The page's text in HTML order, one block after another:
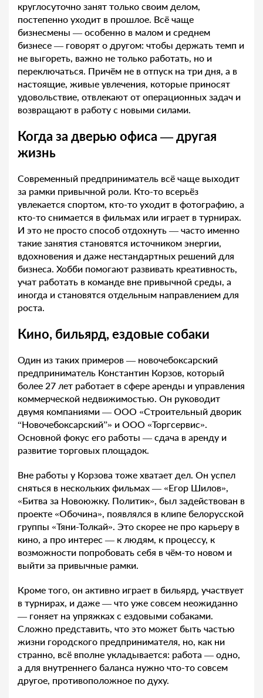
круглосуточно занят только своим делом,
постепенно уходит в прошлое. Всё чаще
бизнесмены — особенно в малом и среднем
бизнесе — говорят о другом: чтобы держать темп и
не выгореть, важно не только работать, но и
переключаться. Причём не в отпуск на три дня, а в
настоящие, живые увлечения, которые приносят
удовольствие, отвлекают от операционных задач и
возвращают в работу с новыми силами.
Когда за дверью офиса — другая
жизнь
Современный предприниматель всё чаще выходит
за рамки привычной роли. Кто-то всерьёз
увлекается спортом, кто-то уходит в фотографию, а
кто-то снимается в фильмах или играет в турнирах.
И это не просто способ отдохнуть — часто именно
такие занятия становятся источником энергии,
вдохновения и даже нестандартных решений для
бизнеса. Хобби помогают развивать креативность,
учат работать в команде вне привычной среды, а
иногда и становятся отдельным направлением для
роста.
Кино, бильярд, ездовые собаки
Один из таких примеров — новочебоксарский
предприниматель Константин Корзов, который
более 27 лет работает в сфере аренды и управления
коммерческой недвижимостью. Он руководит
двумя компаниями — ООО «Строительный дворик
“Новочебоксарский”» и ООО «Торгсервис».
Основной фокус его работы — сдача в аренду и
развитие торговых площадок.
Вне работы у Корзова тоже хватает дел. Он успел
сняться в нескольких фильмах — «Егор Шилов»,
«Битва за Новоюжку. Политик», был задействован в
проекте «Обочина», появлялся в клипе белорусской
группы «Тяни-Толкай». Это скорее не про карьеру в
кино, а про интерес — к людям, к процессу, к
возможности попробовать себя в чём-то новом и
выйти за привычные рамки.
Кроме того, он активно играет в бильярд, участвует
в турнирах, и даже — что уже совсем неожиданно
— гоняет на упряжках с ездовыми собаками.
Сложно представить, что это может быть частью
жизни городского предпринимателя, но, как ни
странно, всё вполне укладывается: работа — одно,
а для внутреннего баланса нужно что-то совсем
другое, противоположное по духу.